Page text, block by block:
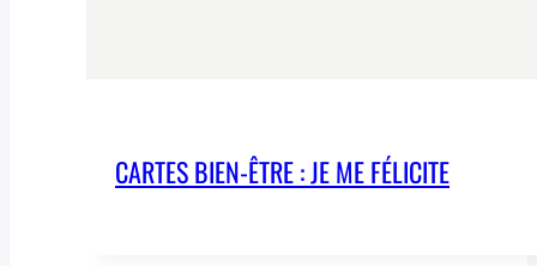
CARTES BIEN-ÊTRE : JE ME FÉLICITE